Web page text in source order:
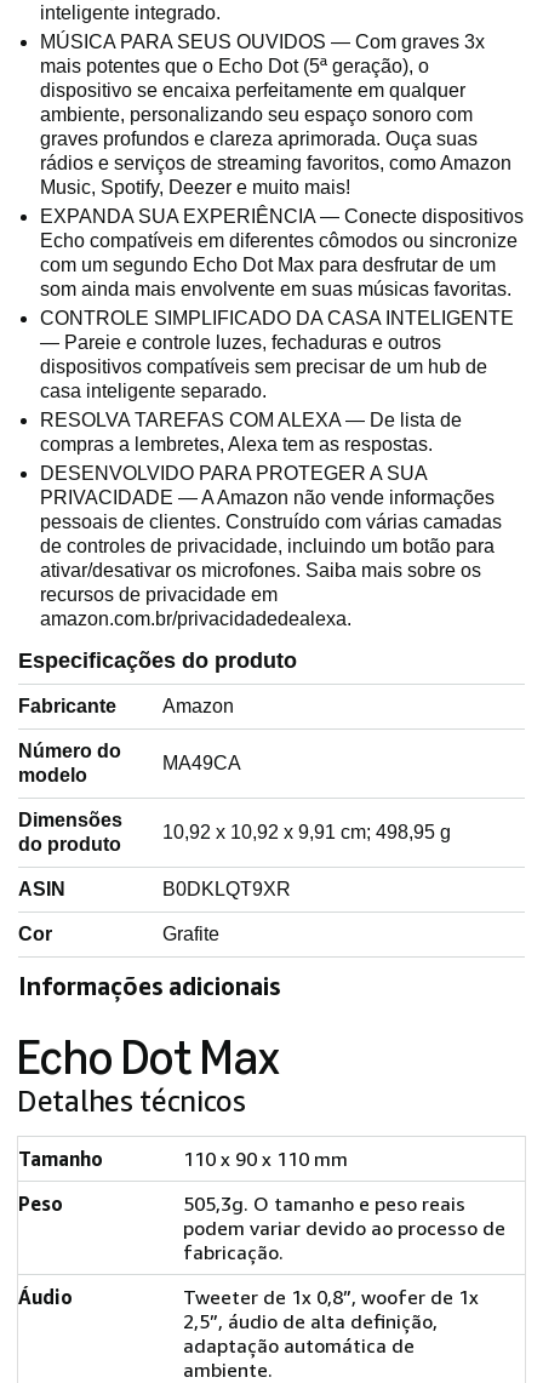
inteligente integrado.
MÚSICA PARA SEUS OUVIDOS — Com graves 3x
mais potentes que o Echo Dot (5ª geração), o
dispositivo se encaixa perfeitamente em qualquer
ambiente, personalizando seu espaço sonoro com
graves profundos e clareza aprimorada. Ouça suas
rádios e serviços de streaming favoritos, como Amazon
Music, Spotify, Deezer e muito mais!
EXPANDA SUA EXPERIÊNCIA — Conecte dispositivos
Echo compatíveis em diferentes cômodos ou sincronize
com um segundo Echo Dot Max para desfrutar de um
som ainda mais envolvente em suas músicas favoritas.
CONTROLE SIMPLIFICADO DA CASA INTELIGENTE
— Pareie e controle luzes, fechaduras e outros
dispositivos compatíveis sem precisar de um hub de
casa inteligente separado.
RESOLVA TAREFAS COM ALEXA — De lista de
compras a lembretes, Alexa tem as respostas.
DESENVOLVIDO PARA PROTEGER A SUA
PRIVACIDADE — A Amazon não vende informações
pessoais de clientes. Construído com várias camadas
de controles de privacidade, incluindo um botão para
ativar/desativar os microfones. Saiba mais sobre os
recursos de privacidade em
amazon.com.br/privacidadedealexa.
Especificações do produto
Fabricante ‎Amazon
Número do
modelo
‎MA49CA
Dimensões
do produto
‎10,92 x 10,92 x 9,91 cm; 498,95 g
ASIN ‎B0DKLQT9XR
Cor ‎Grafite
Informações adicionais
Echo Dot Max
Detalhes técnicos
Tamanho
110 x 90 x 110 mm
Peso
505,3g. O tamanho e peso reais
podem variar devido ao processo de
fabricação.
Áudio
Tweeter de 1x 0,8”, woofer de 1x
2,5”, áudio de alta definição,
adaptação automática de
ambiente.